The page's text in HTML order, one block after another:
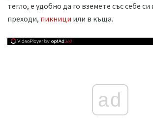
тегло, е удобно да го вземете със себе
преходи, пикници или в къща.
ad